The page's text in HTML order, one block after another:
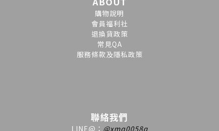
購物說明
會員福利社
退換貨政策
常見QA
服務條款及隱私政策
聯絡我們
LINE@ ： @xmq0058q